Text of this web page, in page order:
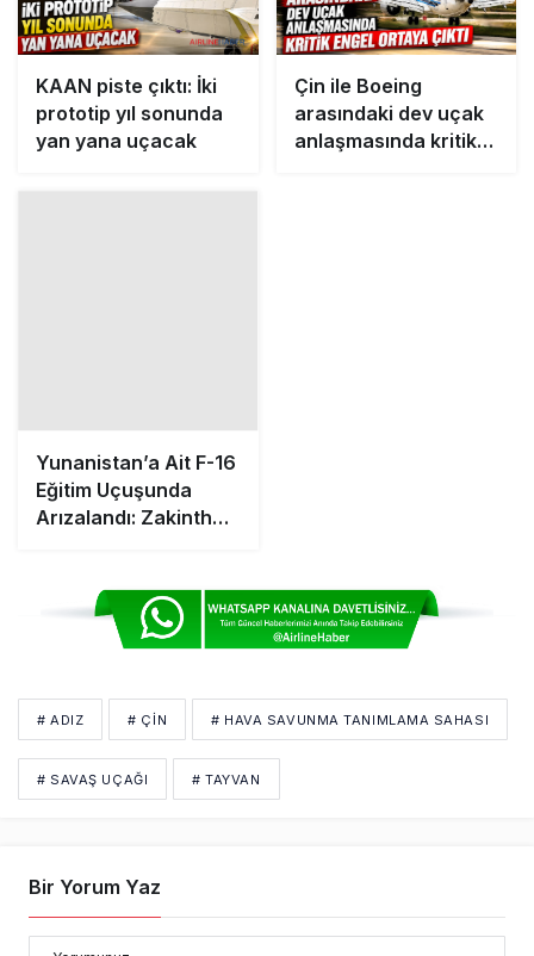
KAAN piste çıktı: İki
prototip yıl sonunda
yan yana uçacak
Çin ile Boeing
arasındaki dev uçak
anlaşmasında kritik
İniş Yaptı
# ÇIN # HAVA SAVUNMA TANIMLAMA SAHASI
Bir Yorum Yaz